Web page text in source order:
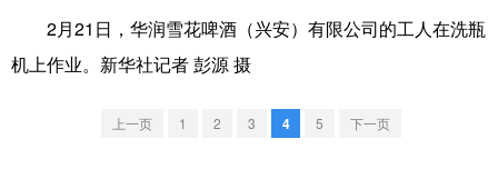
彩票 娱乐
2月21日，华润雪花啤酒（兴安）有限公司的工人在洗瓶
机上作业。新华社记者 彭源 摄
上一页 1 2 3 4 5 下一页